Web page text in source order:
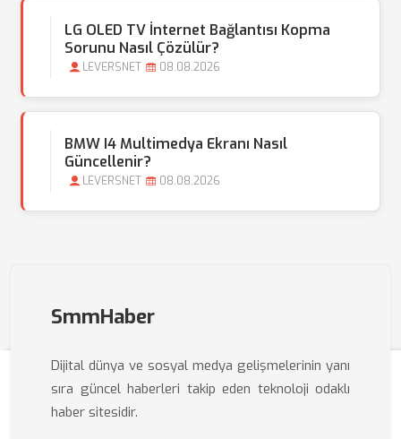
LG OLED TV İnternet Bağlantısı Kopma
Sorunu Nasıl Çözülür?
LEVERSNET 08.08.2026
BMW I4 Multimedya Ekranı Nasıl
Güncellenir?
LEVERSNET 08.08.2026
SmmHaber
Dijital dünya ve sosyal medya gelişmelerinin yanı
sıra güncel haberleri takip eden teknoloji odaklı
haber sitesidir.